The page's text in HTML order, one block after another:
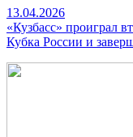
13.04.2026
«Кузбасс» проиграл
Кубка России и